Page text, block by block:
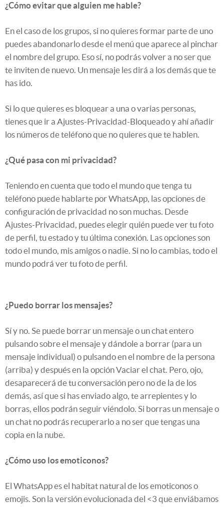
¿Cómo evitar que alguien me hable?
En el caso de los grupos, si no quieres formar parte de uno
puedes abandonarlo desde el menú que aparece al pinchar
el nombre del grupo. Eso sí, no podrás volver a no ser que
te inviten de nuevo. Un mensaje les dirá a los demás que te
has ido.
Si lo que quieres es bloquear a una o varias personas,
tienes que ir a Ajustes-Privacidad-Bloqueado y ahí añadir
los números de teléfono que no quieres que te hablen.
¿Qué pasa con mi privacidad?
Teniendo en cuenta que todo el mundo que tenga tu
teléfono puede hablarte por WhatsApp, las opciones de
configuración de privacidad no son muchas. Desde
Ajustes-Privacidad, puedes elegir quién puede ver tu foto
de perfil, tu estado y tu última conexión. Las opciones son
todo el mundo, mis amigos o nadie. Si no lo cambias, todo el
mundo podrá ver tu foto de perfil.
¿Puedo borrar los mensajes?
Sí y no. Se puede borrar un mensaje o un chat entero
pulsando sobre el mensaje y dándole a borrar (para un
mensaje individual) o pulsando en el nombre de la persona
(arriba) y después en la opción Vaciar el chat. Pero, ojo,
desaparecerá de tu conversación pero no de la de los
demás, así que si has enviado algo, te arrepientes y lo
borras, ellos podrán seguir viéndolo. Si borras un mensaje o
un chat no podrás recuperarlo a no ser que tengas una
copia en la nube.
¿Cómo uso los emoticonos?
El WhatsApp es el habitat natural de los emoticonos o
emojis. Son la versión evolucionada del <3 que enviábamos